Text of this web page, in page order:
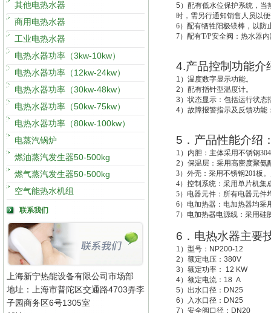
其他电热水器
商用电热水器
工业电热水器
电热水器功率（3kw-10kw）
电热水器功率（12kw-24kw）
电热水器功率（30kw-48kw）
电热水器功率（50kw-75kw）
电热水器功率（80kw-100kw）
电蒸汽锅炉
燃油蒸汽发生器50-500kg
燃气蒸汽发生器50-500kg
空气能热水机组
联系我们
上海新宁热能设备有限公司市场部
地址：上海市普陀区交通路4703弄李
子园商务区6号1305室
5 ）配有低水位保护系统， 当
时，需另行通知销售人员以
6）配有牺牲阳极镁棒，以防
7）配有T/P安全阀：热水器
4.产品控制功能介
1 ）温度数字显示功能。
2 ）配有指针型温度计。
3 ）状态显示：包括运行状
4）故障报警指示及反馈功
5 ．产品性能介绍
1 ） 内胆：主体采用不锈钢
2 ） 保温层：采用高密度聚氨
3）外壳：采用不锈钢201板
4）控制系统：采用单片机集
5）电器元件：所有电器元件
6）电加热器：电加热器均采
7）电加热器电源线：采用硅
6 ．电热水器主要
1 ）型号： NP200-12
2 ）额定电压： 380V
3 ）额定功率：
12 KW
4）额定电流： 18 A
5 ）出水口径： DN25
6 ）入水口径： DN25
7 ）安全阀口径： DN20